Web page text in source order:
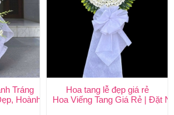
Tráng
Hoành Tráng tại Huy Thảo
Hoa tang lễ đẹp giá rẻ
Hoa Viếng Tang Giá Rẻ | Đặt